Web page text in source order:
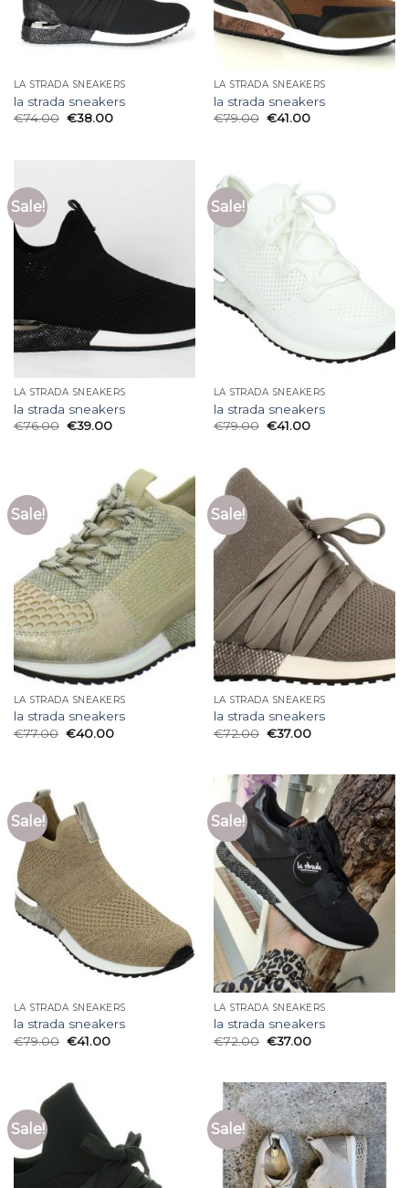
LA STRADA SNEAKERS
la strada sneakers
€74.00 €38.00
LA STRADA SNEAKERS
la strada sneakers
€79.00 €41.00
Sale!
LA STRADA SNEAKERS
la strada sneakers
€76.00 €39.00
Sale!
LA STRADA SNEAKERS
la strada sneakers
€79.00 €41.00
Sale!
LA STRADA SNEAKERS
la strada sneakers
€77.00 €40.00
Sale!
LA STRADA SNEAKERS
la strada sneakers
€72.00 €37.00
Sale!
LA STRADA SNEAKERS
la strada sneakers
€79.00 €41.00
Sale!
LA STRADA SNEAKERS
la strada sneakers
€72.00 €37.00
Sale! Sale!